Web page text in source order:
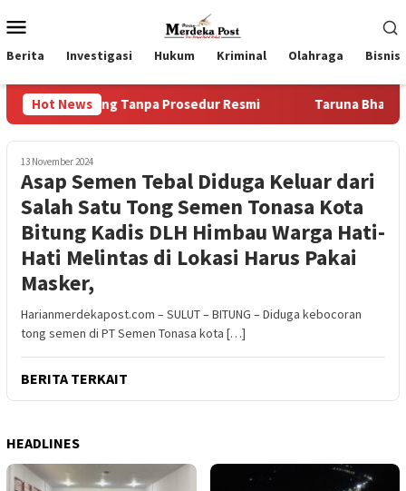
ke
kontenMobile
Berita Investigasi Hukum Kriminal Olahraga Bisnis
Hot News
Uang Tanpa Prosedur Resmi Taruna Bhakti Akademi
13 November 2024
Asap Semen Tebal Diduga Keluar dari
Salah Satu Tong Semen Tonasa Kota
Bitung Kadis DLH Himbau Warga Hati-
Hati Melintas di Lokasi Harus Pakai
Masker,
Harianmerdekapost.com – SULUT – BITUNG – Diduga kebocoran
tong semen di PT Semen Tonasa kota […]
BERITA TERKAIT
HEADLINES